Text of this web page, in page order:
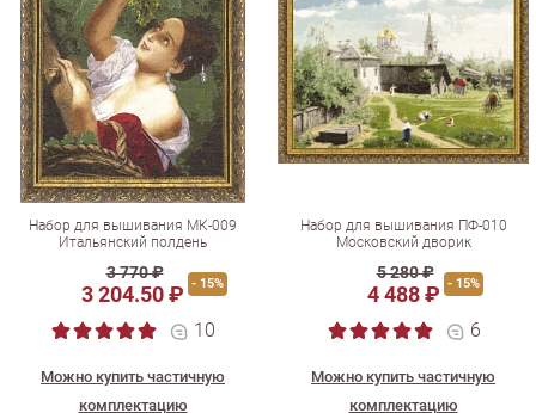
Набор для вышивания МК-009
Итальянский полдень
3 770 ₽
3 204.50 ₽ - 15%
10
Можно купить частичную
комплектацию
Набор для вышивания ПФ-010
Московский дворик
5 280 ₽
4 488 ₽ - 15%
6
Можно купить частичную
комплектацию